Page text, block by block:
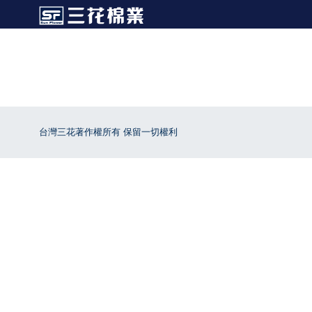
台灣三花著作權所有 保留一切權利